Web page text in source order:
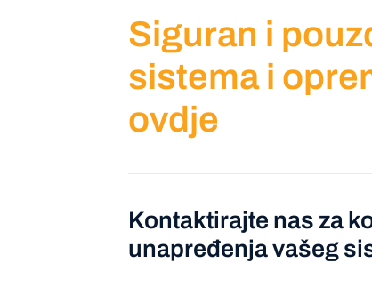
Siguran i
sistema i
ovdje
Kontaktirajte nas za
unapređenja vašeg